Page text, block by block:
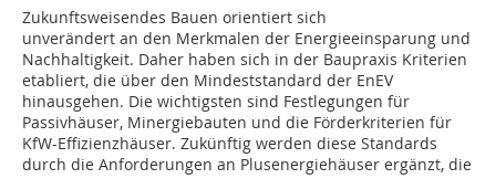
Zukunftsweisendes Bauen orientiert sich
unverändert an den Merkmalen der Energieeinsparung und
Nachhaltigkeit. Daher haben sich in der Baupraxis Kriterien
etabliert, die über den Mindeststandard der EnEV
hinausgehen. Die wichtigsten sind Festlegungen für
Passivhäuser, Minergiebauten und die Förderkriterien für
KfW-Effizienzhäuser. Zukünftig werden diese Standards
durch die Anforderungen an Plusenergiehäuser ergänzt, die